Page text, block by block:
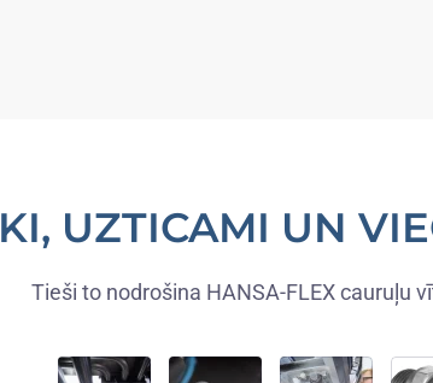
UZTICAMI UN
Tieši to nodrošina HANSA-FLEX cauruļu